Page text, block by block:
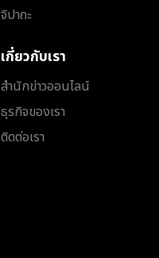
จิปาถะ
เกี่ยวกับเรา
สำนักข่าวออนไลน์
ธุรกิจของเรา
ติดต่อเรา